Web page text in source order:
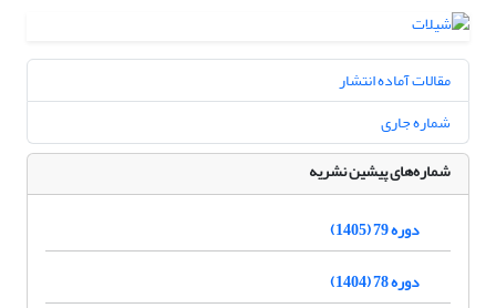
مقالات آماده انتشار
شماره جاری
شماره‌های پیشین نشریه
دوره 79 (1405)
دوره 78 (1404)